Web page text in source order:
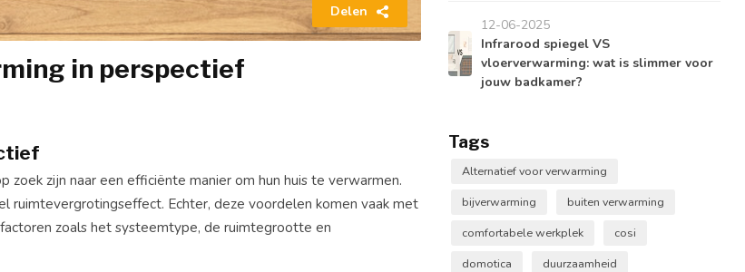
Delen
in perspectief
zijn naar een efficiënte manier om hun huis te verwarmen.
ruimtevergrotingseffect. Echter, deze voordelen komen vaak met
zoals het systeemtype, de ruimtegrootte en
12-06-2025
Infrarood spiegel VS
vloerverwarming: wat is slimmer voor
jouw badkamer?
Tags
Alternatief voor verwarming
bijverwarming
buiten verwarming
comfortabele werkplek
cosi
domotica
duurzaamheid